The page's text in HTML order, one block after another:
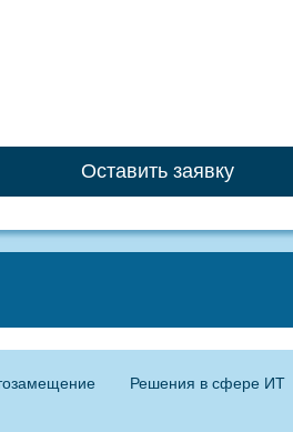
Оставить заявку
Решения в сфере ИТ